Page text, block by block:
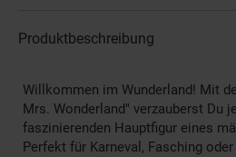
Produktbeschreibung
Willkommen im Wunderland! Mit
Mrs. Wonderland" verzauberst Du
faszinierenden Hauptfigur eines
Perfekt für Karneval, Fasching